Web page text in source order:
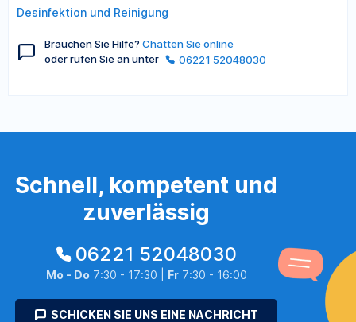
Desinfektion und Reinigung
Brauchen Sie Hilfe? Chatten Sie online
oder rufen Sie an unter
06221 52048030
Schnell, kompetent und
zuverlässig
06221 52048030
Mo - Do 7:30 - 17:30 | Fr7:30 - 16:00
SCHICKEN SIE UNS EINE NACHRICHT